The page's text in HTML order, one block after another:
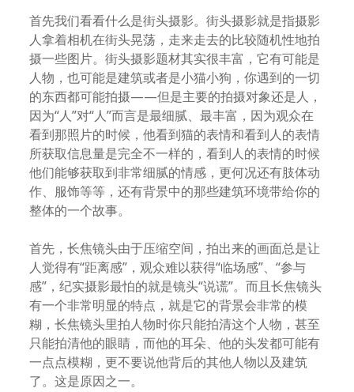
首先我们看看什么是街头摄影。街头摄影就是指摄影
人拿着相机在街头晃荡，走来走去的比较随机性地拍
摄一些图片。街头摄影题材其实很丰富，它有可能是
人物，也可能是建筑或者是小猫小狗，你遇到的一切
的东西都可能拍摄——但是主要的拍摄对象还是人，
因为“人”对“人”而言是最细腻、最丰富，因为观众在
看到那照片的时候，他看到猫的表情和看到人的表情
所获取信息量是完全不一样的，看到人的表情的时候
他们能够获取到非常细腻的情感，更何况还有肢体动
作、服饰等等，还有背景中的那些建筑环境带给你的
整体的一个故事。
首先，长焦镜头由于压缩空间，拍出来的画面总是让
人觉得有“距离感”，观众难以获得“临场感”、“参与
感”，纪实摄影最怕的就是镜头“说谎”。而且长焦镜头
有一个非常明显的特点，就是它的背景会非常的模
糊，长焦镜头里拍人物时你只能拍清这个人物，甚至
只能拍清他的眼睛，而他的耳朵、他的头发都可能有
一点点模糊，更不要说他背后的其他人物以及建筑
了。这是原因之一。